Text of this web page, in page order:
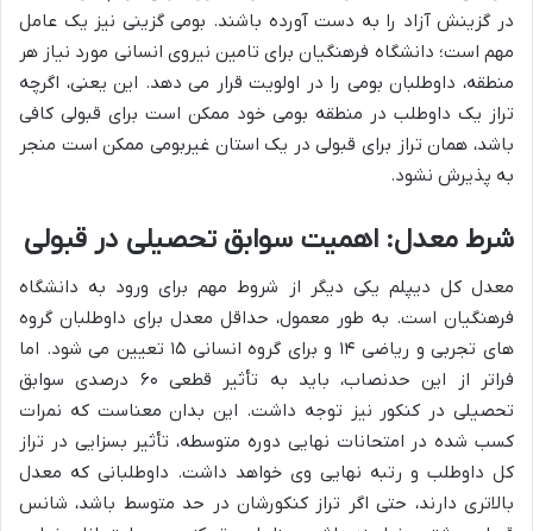
در گزینش آزاد را به دست آورده باشند. بومی گزینی نیز یک عامل
مهم است؛ دانشگاه فرهنگیان برای تامین نیروی انسانی مورد نیاز هر
منطقه، داوطلبان بومی را در اولویت قرار می دهد. این یعنی، اگرچه
تراز یک داوطلب در منطقه بومی خود ممکن است برای قبولی کافی
باشد، همان تراز برای قبولی در یک استان غیربومی ممکن است منجر
به پذیرش نشود.
شرط معدل: اهمیت سوابق تحصیلی در قبولی
معدل کل دیپلم یکی دیگر از شروط مهم برای ورود به دانشگاه
فرهنگیان است. به طور معمول، حداقل معدل برای داوطلبان گروه
های تجربی و ریاضی ۱۴ و برای گروه انسانی ۱۵ تعیین می شود. اما
فراتر از این حدنصاب، باید به تأثیر قطعی ۶۰ درصدی سوابق
تحصیلی در کنکور نیز توجه داشت. این بدان معناست که نمرات
کسب شده در امتحانات نهایی دوره متوسطه، تأثیر بسزایی در تراز
کل داوطلب و رتبه نهایی وی خواهد داشت. داوطلبانی که معدل
بالاتری دارند، حتی اگر تراز کنکورشان در حد متوسط باشد، شانس